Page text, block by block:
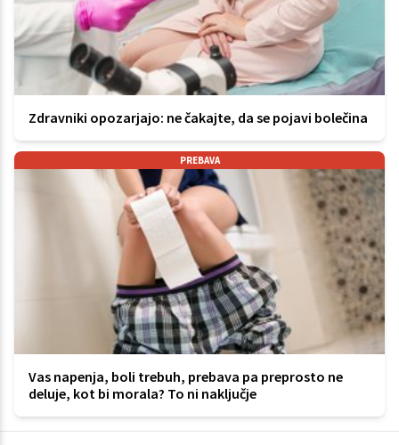
Zdravniki opozarjajo: ne čakajte, da se pojavi bolečina
PREBAVA
Vas napenja, boli trebuh, prebava pa preprosto ne
deluje, kot bi morala? To ni naključje